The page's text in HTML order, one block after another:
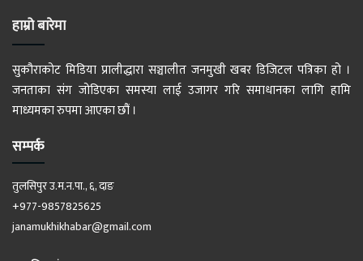
हाम्रो बारेमा
सुकौराकोट मिडिया प्रालीद्धारा सञ्चालीत जनमुखी खबर डिजिटल पत्रिका हो ।
जनताका संग जोडिएका समस्या लाई उजागर गरि समाधानका लागि हामि
माध्यमका रुपमा आएका छौं ।
सम्पर्क
तुलसिपुर उ.म.न.पा., ६, दाङ
+977-9857825625
janamukhikhabar@gmail.com